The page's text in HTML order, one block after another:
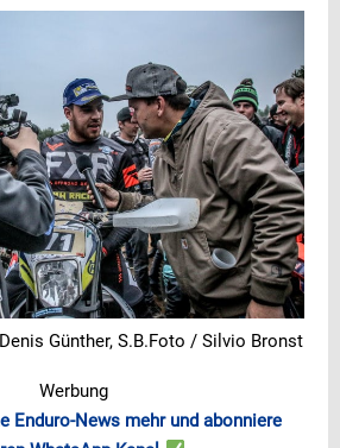
Günther, S.B.Foto / Silvio Bronst
Werbung
Enduro-News mehr und abonniere